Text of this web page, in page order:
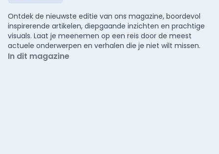
Ontdek de nieuwste editie van ons magazine, boordevol
inspirerende artikelen, diepgaande inzichten en prachtige
visuals. Laat je meenemen op een reis door de meest
actuele onderwerpen en verhalen die je niet wilt missen.
In dit magazine